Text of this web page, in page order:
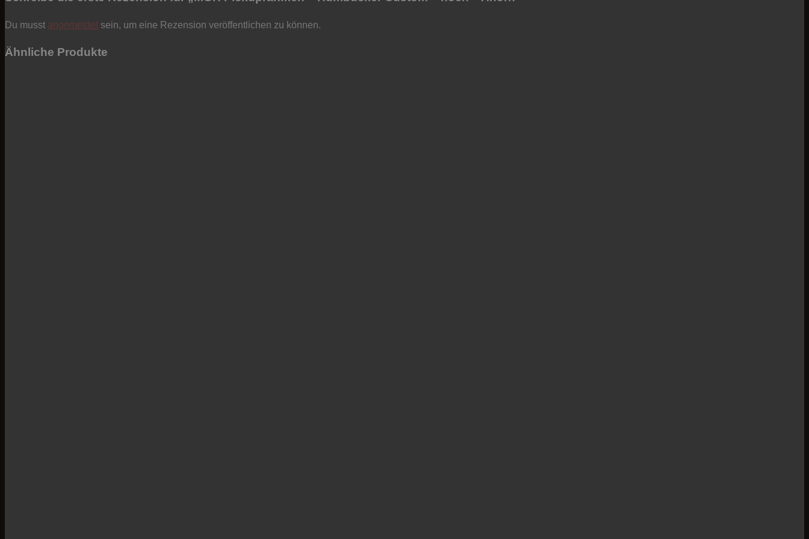
Du musst angemeldet sein, um eine Rezension veröffentlichen zu können.
Ähnliche Produkte